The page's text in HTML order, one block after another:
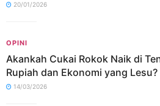
20/01/2026
OPINI
Akankah Cukai Rokok Naik di
Rupiah dan Ekonomi yang Lesu?
14/03/2026